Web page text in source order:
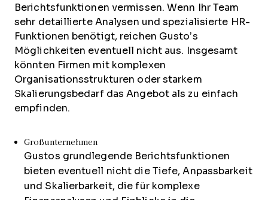
Berichtsfunktionen vermissen. Wenn Ihr Team
sehr detaillierte Analysen und spezialisierte HR-
Funktionen benötigt, reichen Gusto’s
Möglichkeiten eventuell nicht aus. Insgesamt
könnten Firmen mit komplexen
Organisationsstrukturen oder starkem
Skalierungsbedarf das Angebot als zu einfach
empfinden.
Großunternehmen
Gustos grundlegende Berichtsfunktionen
bieten eventuell nicht die Tiefe, Anpassbarkeit
und Skalierbarkeit, die für komplexe